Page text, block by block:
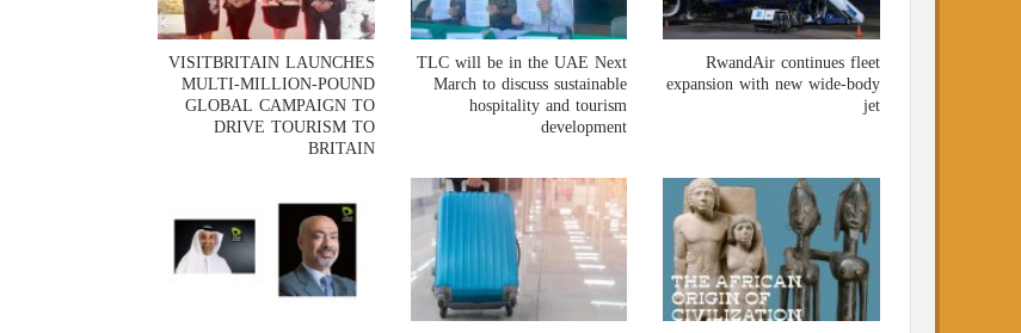
RwandAir continues fleet
expansion with new wide-body
TLC will be in the UAE Next
March to discuss sustainable
hospitality and tourism
development
VISITBRITAIN LAUNCHES
MULTI-MILLION-POUND
GLOBAL CAMPAIGN TO
DRIVE TOURISM TO